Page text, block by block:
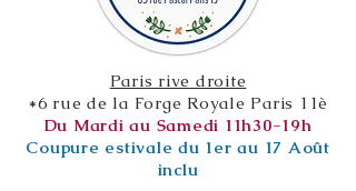
Paris rive droite
*6 rue de la Forge Royale Paris 11è
Du Mardi au Samedi 11h30-19h
Coupure estivale du 1er au 17 Août
inclu